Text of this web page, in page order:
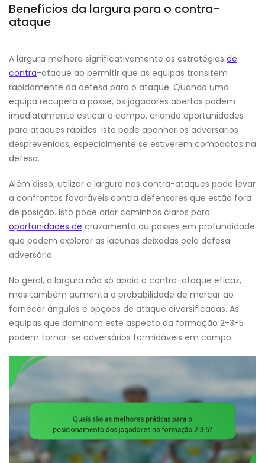
Benefícios da largura para o contra-
ataque
A largura melhora significativamente as estratégias de
contra-ataque ao permitir que as equipas transitem
rapidamente da defesa para o ataque. Quando uma
equipa recupera a posse, os jogadores abertos podem
imediatamente esticar o campo, criando oportunidades
para ataques rápidos. Isto pode apanhar os adversários
desprevenidos, especialmente se estiverem compactos na
defesa.
Além disso, utilizar a largura nos contra-ataques pode levar
a confrontos favoráveis contra defensores que estão fora
de posição. Isto pode criar caminhos claros para
oportunidades de cruzamento ou passes em profundidade
que podem explorar as lacunas deixadas pela defesa
adversária.
No geral, a largura não só apoia o contra-ataque eficaz,
mas também aumenta a probabilidade de marcar ao
fornecer ângulos e opções de ataque diversificadas. As
equipas que dominam este aspecto da formação 2-3-5
podem tornar-se adversários formidáveis em campo.